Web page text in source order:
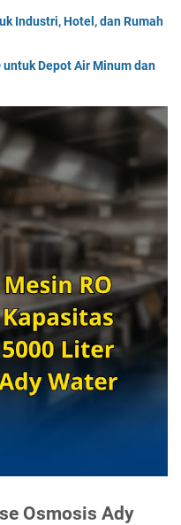
Industri, Hotel, dan Rumah
untuk Depot Air Minum dan
Osmosis Ady